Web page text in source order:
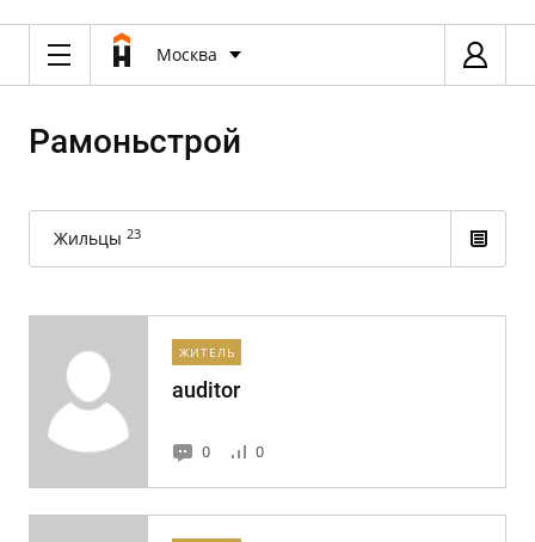
Москва
Рамоньстрой
Жильцы 23
ЖИТЕЛЬ
auditor
0 0